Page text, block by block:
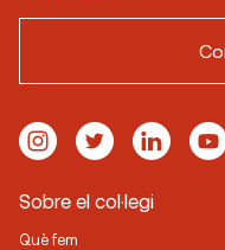
Sobre el col·legi
Què fem